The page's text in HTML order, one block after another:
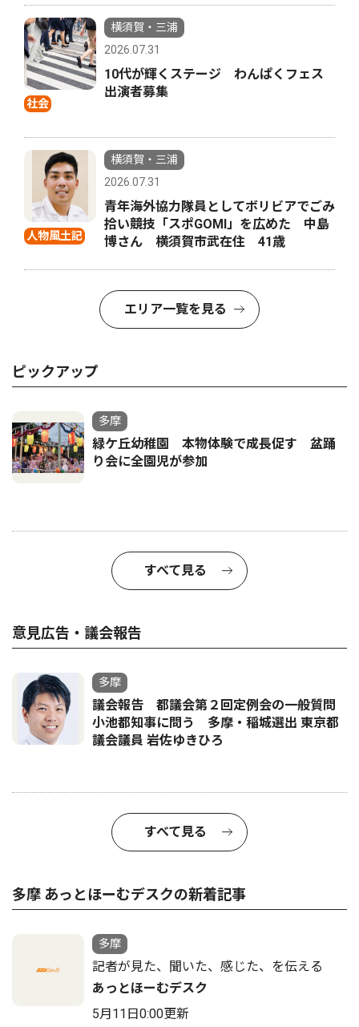
社会
横須賀・三浦
2026.07.31
10代が輝くステージ わんぱくフェス
出演者募集
人物風土記
横須賀・三浦
2026.07.31
青年海外協力隊員としてボリビアでごみ
拾い競技「スポGOMI」を広めた 中島
博さん 横須賀市武在住 41歳
エリア一覧を見る
ピックアップ
多摩
緑ケ丘幼稚園 本物体験で成長促す 盆踊
り会に全園児が参加
すべて見る
意見広告・議会報告
多摩
議会報告 都議会第２回定例会の一般質問
小池都知事に問う 多摩・稲城選出 東京都
議会議員 岩佐ゆきひろ
すべて見る
多摩 あっとほーむデスクの新着記事
多摩
記者が見た、聞いた、感じた、を伝える
あっとほーむデスク
5月11日0:00更新